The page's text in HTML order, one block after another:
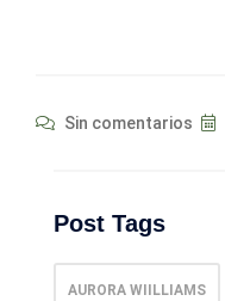
Sin comentarios
Post Tags
AURORA WIILLIAMS